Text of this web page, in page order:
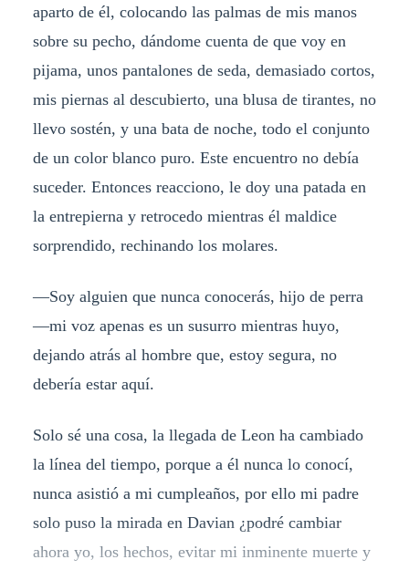
aparto de él, colocando las palmas de mis manos
sobre su pecho, dándome cuenta de que voy en
pijama, unos pantalones de seda, demasiado cortos,
mis piernas al descubierto, una blusa de tirantes, no
llevo sostén, y una bata de noche, todo el conjunto
de un color blanco puro. Este encuentro no debía
suceder. Entonces reacciono, le doy una patada en
la entrepierna y retrocedo mientras él maldice
sorprendido, rechinando los molares.
—Soy alguien que nunca conocerás, hijo de perra
—mi voz apenas es un susurro mientras huyo,
dejando atrás al hombre que, estoy segura, no
debería estar aquí.
Solo sé una cosa, la llegada de Leon ha cambiado
la línea del tiempo, porque a él nunca lo conocí,
nunca asistió a mi cumpleaños, por ello mi padre
solo puso la mirada en Davian ¿podré cambiar
ahora yo, los hechos, evitar mi inminente muerte y